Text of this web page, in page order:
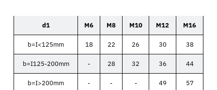
d1 M6 M8 M10 M12 M16
b=I<125mm 18 22 26 30 38
b=I125-200mm - 28 32 36 44
b=I>200mm - - - 49 57